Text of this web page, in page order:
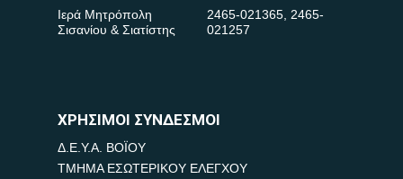
Ιερά Μητρόπολη
Σισανίου & Σιατίστης
2465-021365, 2465-
021257
ΧΡΗΣΙΜΟΙ ΣΥΝΔΕΣΜΟΙ
Δ.Ε.Υ.Α. ΒΟΪΟΥ
ΤΜΗΜΑ ΕΣΩΤΕΡΙΚΟΥ ΕΛΕΓΧΟΥ